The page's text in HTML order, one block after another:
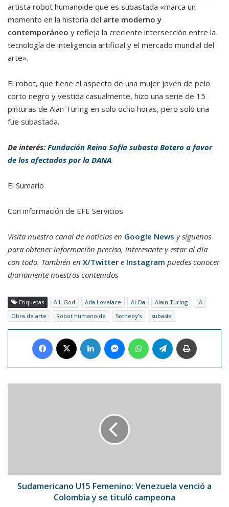
artista robot humanoide que es subastada «marca un
momento en la historia del arte moderno y
contemporáneo y refleja la creciente intersección entre la
tecnología de inteligencia artificial y el mercado mundial del
arte».
El robot, que tiene el aspecto de una mujer joven de pelo
corto negro y vestida casualmente, hizo una serie de 15
pinturas de Alan Turing en solo ocho horas, pero solo una
fue subastada.
De interés: Fundación Reina Sofía subasta Botero a favor
de los afectados por la DANA
El Sumario
Con información de EFE Servicios
Visita nuestro canal de noticias en Google News y síguenos
para obtener información precisa, interesante y estar al día
con todo. También en X/Twitter e Instagram puedes conocer
diariamente nuestros contenidos
Etiquetas A.I. God Ada Lovelace Ai-Da Alain Turing
IA
Obra de arte
Robot humanoide Sotheby’s subasta
Facebook LinkedIn MessengerWhatsAppTelegram
se
titulóSudamericano U15 Femenino: Venezuela venció a
Colombia y se tituló campeona